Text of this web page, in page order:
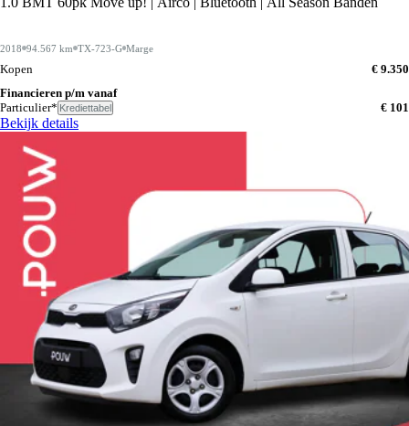
2018 94.567 km TX-723-G Marge
Kopen
€ 9.350
Financieren p/m vanaf
Particulier* Krediettabel € 101
Bekijk details